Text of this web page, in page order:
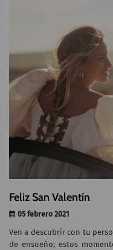
Feliz San Valentín
05 febrero 2021
Ven a descubrir con tu
de ensueño; estos